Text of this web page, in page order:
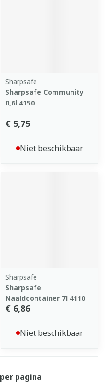
Sharpsafe
Sharpsafe Community
0,6l 4150
€ 5,75
Niet beschikbaar
Sharpsafe
Sharpsafe
Naaldcontainer 7l 4110
€ 6,86
Niet beschikbaar
per pagina